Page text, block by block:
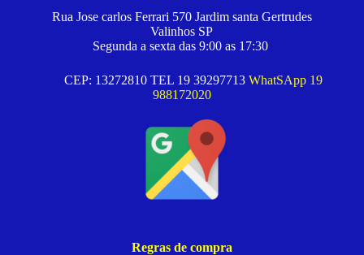
Rua Jose carlos Ferrari 570 Jardim santa Gertrudes
Valinhos SP
Segunda a sexta das 9:00 as 17:30
CEP: 13272810 TEL 19 39297713 WhatSApp 19
988172020
Regras de compra